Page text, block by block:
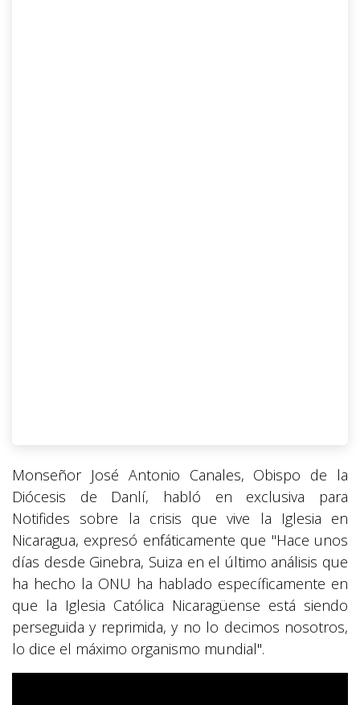
Monseñor José Antonio Canales, Obispo de la
Diócesis de Danlí, habló en exclusiva para
Notifides sobre la crisis que vive la Iglesia en
Nicaragua, expresó enfáticamente que "Hace unos
días desde Ginebra, Suiza en el último análisis que
ha hecho la ONU ha hablado específicamente en
que la Iglesia Católica Nicaragüense está siendo
perseguida y reprimida, y no lo decimos nosotros,
lo dice el máximo organismo mundial".